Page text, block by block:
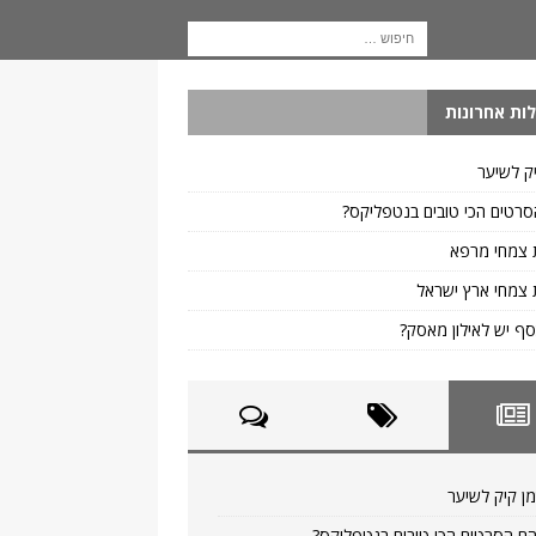
אחרונות
לשיער
הכי טובים בנטפליקס?
צמחי מרפא
צמחי ארץ ישראל
יש לאילון מאסק?
קיק לשיער